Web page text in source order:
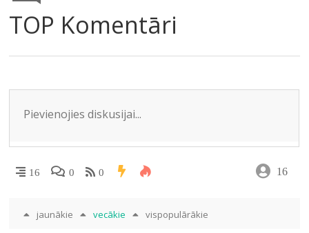
e
m
o
o
k
kl
as
s
ni
ki
p
TOP Komentāri
16 0 0 16
jaunākie vecākie vispopulārākie